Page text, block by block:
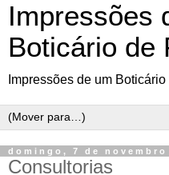
Impressões
Boticário de
Impressões de um
domingo, 7 de novembro
Consultorias